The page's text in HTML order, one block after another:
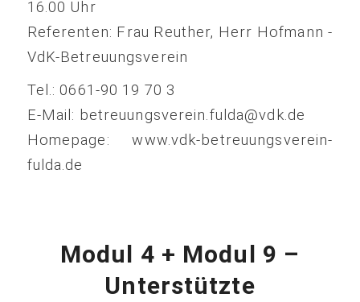
16.00 Uhr
Referenten: Frau Reuther, Herr Hofmann -
VdK-Betreuungsverein
Tel.: 0661-90 19 70 3
E-Mail: betreuungsverein.fulda@vdk.de
Homepage: www.vdk-betreuungsverein-
fulda.de
Modul 4 + Modul 9 –
Unterstützte